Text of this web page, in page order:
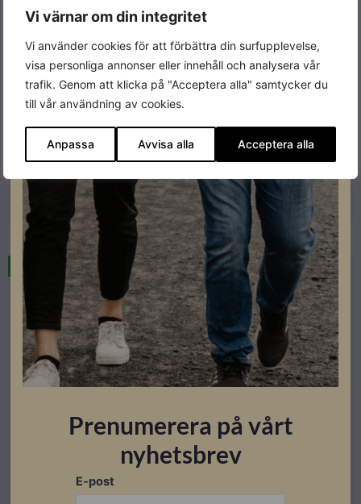
Vi värnar om din integritet
Vi använder cookies för att förbättra din surfupplevelse,
visa personliga annonser eller innehåll och analysera vår
trafik. Genom att klicka på "Acceptera alla" samtycker du
till vår användning av cookies.
Anpassa Avvisa alla Acceptera alla
Energilagring
Solplanet HV battery Controller G1
Lev. artikelnummer: HBC00000000-05-99-100P
Artikelnummer: 303572
Läs mer
Restnoterad
Prenumerera på vårt
nyhetsbrev
E-post